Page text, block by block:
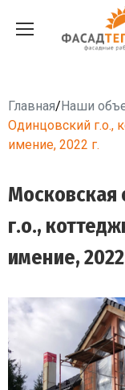
Главная/Наши
Одинцовский г.о.,
имение, 2022 г.
Московская
г.о.,
имение, 2022